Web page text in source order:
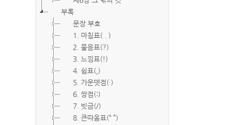
부록
문장 부호
1. 마침표( . )
2. 물음표(?)
3. 느낌표(!)
4. 쉼표(,)
5. 가운뎃점(·)
6. 쌍점(:)
7. 빗금(/)
8. 큰따옴표(“ ”)